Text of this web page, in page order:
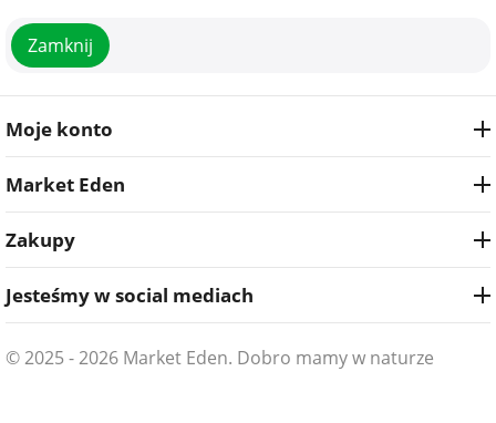
Zamknij
Moje konto
Market Eden
Zakupy
Jesteśmy w social mediach
© 2025 - 2026 Market Eden. Dobro mamy w naturze